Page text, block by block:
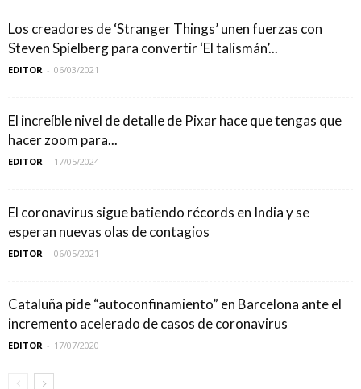
Los creadores de ‘Stranger Things’ unen fuerzas con
Steven Spielberg para convertir ‘El talismán’...
EDITOR - 06/03/2021
El increíble nivel de detalle de Pixar hace que tengas que
hacer zoom para...
EDITOR - 17/05/2024
El coronavirus sigue batiendo récords en India y se
esperan nuevas olas de contagios
EDITOR - 06/05/2021
Cataluña pide “autoconfinamiento” en Barcelona ante el
incremento acelerado de casos de coronavirus
EDITOR - 17/07/2020